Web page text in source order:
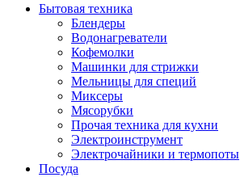
Бытовая техника
Блендеры
Водонагреватели
Кофемолки
Машинки для стрижки
Мельницы для специй
Миксеры
Мясорубки
Прочая техника для кухни
Электроинструмент
Электрочайники и термопоты
Посуда